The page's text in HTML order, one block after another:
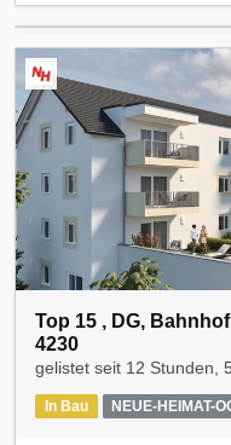
Top 15 , DG,
4230
gelistet seit 12 Stunden,
In Bau NEUE-HEIMAT-